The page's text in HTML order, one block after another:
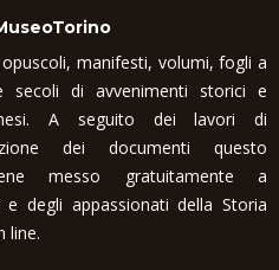
manifesti, volumi, fogli a
secoli di avvenimenti storici e
A seguito dei lavori di
dei documenti questo
messo gratuitamente a
degli appassionati della Storia
line.